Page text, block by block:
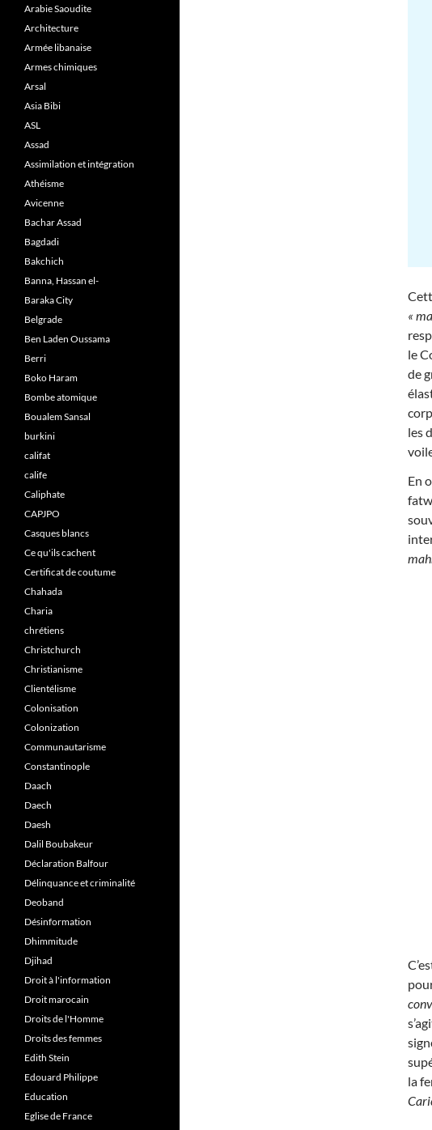
«
le
de
les
En
la
Arabie Saoudite
Architecture
Armée libanaise
Armes chimiques
Arsal
Asia Bibi
ASL
Assad
Assimilation et intégration
Athéisme
Avicenne
Bachar Assad
Bagdadi
Bakchich
Banna, Hassan el-
Baraka City
Belgrade
Ben Laden Oussama
Berri
Boko Haram
Bombe atomique
Boualem Sansal
burkini
califat
calife
Caliphate
CAPJPO
Casques blancs
Ce qu'ils cachent
Certificat de coutume
Chahada
Charia
chrétiens
Christchurch
Christianisme
Clientélisme
Colonisation
Colonization
Communautarisme
Constantinople
Daach
Daech
Daesh
Dalil Boubakeur
Déclaration Balfour
Délinquance et criminalité
Deoband
Désinformation
Dhimmitude
Djihad
Droit à l'information
Droit marocain
Droits de l'Homme
Droits des femmes
Edith Stein
Edouard Philippe
Education
Eglise de France